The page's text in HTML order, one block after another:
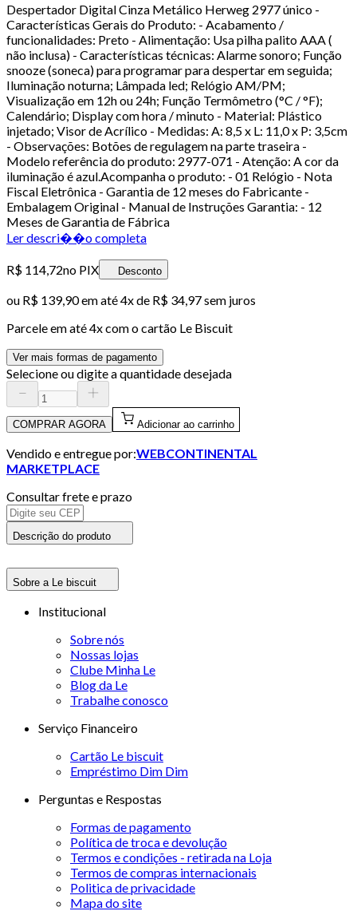
Despertador Digital Cinza Metálico Herweg 2977 único -
Características Gerais do Produto: - Acabamento /
funcionalidades: Preto - Alimentação: Usa pilha palito AAA (
não inclusa) - Características técnicas: Alarme sonoro; Função
snooze (soneca) para programar para despertar em seguida;
Iluminação noturna; Lâmpada led; Relógio AM/PM;
Visualização em 12h ou 24h; Função Termômetro (°C / °F);
Calendário; Display com hora / minuto - Material: Plástico
injetado; Visor de Acrílico - Medidas: A: 8,5 x L: 11,0 x P: 3,5cm
- Observações: Botões de regulagem na parte traseira -
Modelo referência do produto: 2977-071 - Atenção: A cor da
iluminação é azul.Acompanha o produto: - 01 Relógio - Nota
Fiscal Eletrônica - Garantia de 12 meses do Fabricante -
Embalagem Original - Manual de Instruções Garantia: - 12
Meses de Garantia de Fábrica
Ler descri��o completa
R$ 114,72no PIX Desconto
ou R$ 139,90em até4x de R$ 34,97 sem juros
Parcele em até4x com o cartão Le Biscuit
Ver mais formas de pagamento
Selecione ou digite a quantidade desejada
COMPRAR AGORA Adicionar ao carrinho
Vendido e entregue por:WEBCONTINENTAL
MARKETPLACE
Consultar frete e prazo
Descrição do produto
Sobre a Le biscuit
Institucional
Sobre nós
Nossas lojas
Clube Minha Le
Blog da Le
Trabalhe conosco
Serviço Financeiro
Cartão Le biscuit
Empréstimo Dim Dim
Perguntas e Respostas
Formas de pagamento
Política de troca e devolução
Termos e condições - retirada na Loja
Termos de compras internacionais
Politica de privacidade
Mapa do site